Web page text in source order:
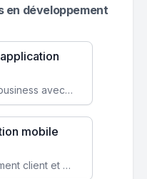
en développement
Faites évoluer votre business avec des solutions logicielles personnalisées, parfaitement adaptées à vos besoins spécifiques.
mobile
Augmentez l’engagement client et simplifiez vos processus avec une application mobile sur mesure, disponible sur iOS et Android.